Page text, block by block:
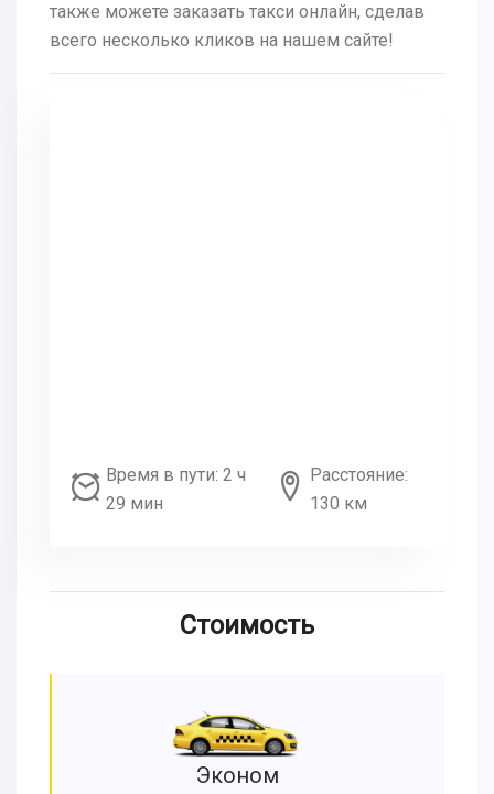
также можете заказать такси онлайн, сделав
всего несколько кликов на нашем сайте!
Время в пути: 2 ч
29 мин
Расстояние:
130 км
Стоимость
Эконом